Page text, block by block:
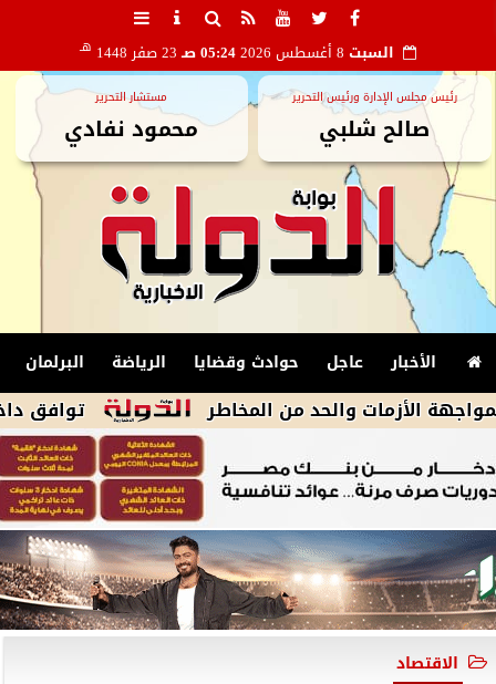
السبت 05:24 صـ 23 صفر 1448 هـ
رئيس مجلس الإدارة ورئيس التحرير
صالح شلبي
مستشار التحرير
محمود نفادي
الأخبار عاجل حوادث وقضايا الرياضة البرلمان
توافق داخل وفد والحد من المخاطر
الاقتصاد